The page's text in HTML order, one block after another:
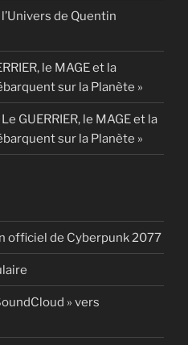
de Quentin
le MAGE et la
sur la Planète »
Le GUERRIER, le MAGE et la
sur la Planète »
officiel de Cyberpunk 2077
» vers